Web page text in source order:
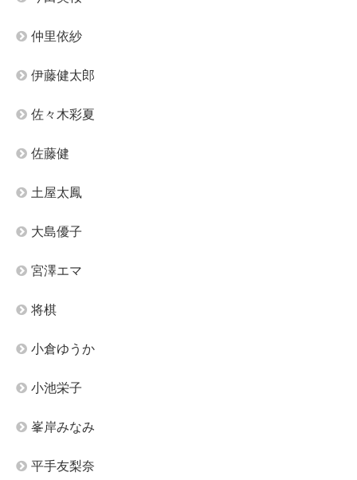
仲里依紗
伊藤健太郎
佐々木彩夏
佐藤健
土屋太鳳
大島優子
宮澤エマ
将棋
小倉ゆうか
小池栄子
峯岸みなみ
平手友梨奈